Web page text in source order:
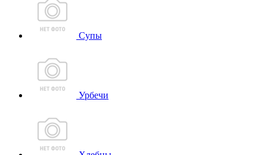
Супы
Урбечи